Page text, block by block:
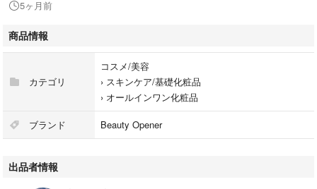
2026.3.1着
即購入オッケー
送料無料
匿名配送
#ローヤルゼリー
#コスメ/美容
5ヶ月前
商品情報
カテゴリ
コスメ/美容
› スキンケア/基礎化粧品
› オールインワン化粧品
ブランド Beauty Opener
出品者情報